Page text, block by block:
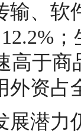
输、软
高于
外资占
展潜力